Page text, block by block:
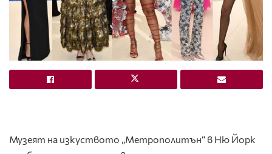
Музеят на изкуството „Метрополитън“ в Ню Йорк